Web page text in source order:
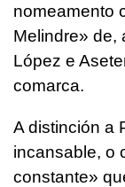
nomeamento
Melindre» de,
López e
comarca.
A distinción a
incansable, o
constante»